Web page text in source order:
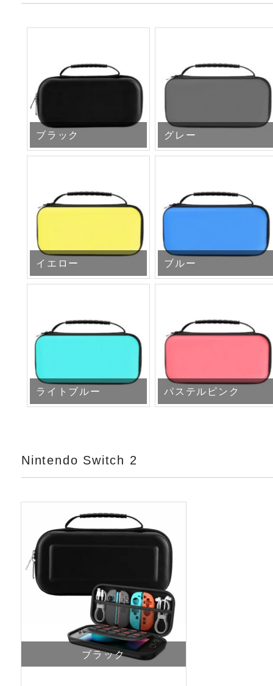
ブラック グレー
イエロー ブルー
ライトブルー パステルピンク
Nintendo Switch 2
ブラック